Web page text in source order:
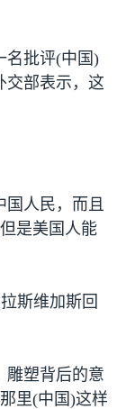
名批评(中国)
交部表示，这
国人民，而且
是美国人能
斯维加斯回
雕塑背后的意
里(中国)这样